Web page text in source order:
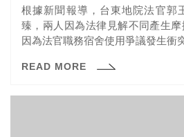
根據新聞報導，台東地院法官郭
臻，兩人因為法律見解不同產生
因為法官職務宿舍使用爭議發生衝
READ MORE